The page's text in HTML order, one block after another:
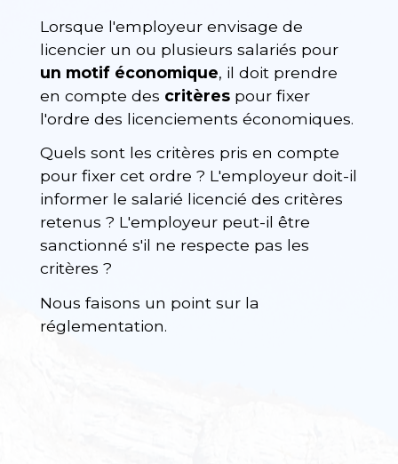
Lorsque l'employeur envisage de
licencier un ou plusieurs salariés pour
un motif économique, il doit prendre
en compte des critères pour fixer
l'ordre des licenciements économiques.
Quels sont les critères pris en compte
pour fixer cet ordre ? L'employeur doit-il
informer le salarié licencié des critères
retenus ? L'employeur peut-il être
sanctionné s'il ne respecte pas les
critères ?
Nous faisons un point sur la
réglementation.